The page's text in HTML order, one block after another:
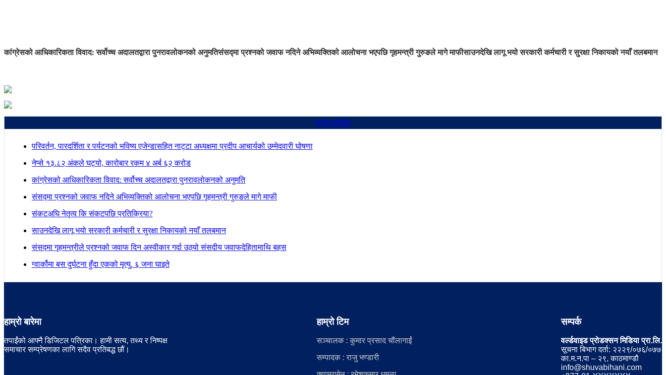
कांग्रेसको आधिकारिकता विवाद: सर्वोच्च अदालतद्वारा पुनरावलोकनको अनुमतिसंसद्मा प्रश्नको जवाफ नदिने अभिव्यक्तिको आलोचना भएपछि गृहमन्त्री गुरुङले मागे माफीसाउनदेखि लागू भयो सरकारी कर्मचारी र सुरक्षा निकायको नयाँ तलबमान
ताजा अपडेट
परिवर्तन, पारदर्शिता र पर्यटनको भविष्य एजेन्डासहित नाट्टा अध्यक्षमा प्रदीप आचार्यको उम्मेदवारी घोषणा
नेप्से १३.८२ अंकले घट्यो, कारोबार रकम ४ अर्ब ६२ करोड
कांग्रेसको आधिकारिकता विवाद: सर्वोच्च अदालतद्वारा पुनरावलोकनको अनुमति
संसद्मा प्रश्नको जवाफ नदिने अभिव्यक्तिको आलोचना भएपछि गृहमन्त्री गुरुङले मागे माफी
संकटअघि नेतृत्व कि संकटपछि प्रतिक्रिया?
साउनदेखि लागू भयो सरकारी कर्मचारी र सुरक्षा निकायको नयाँ तलबमान
संसद्मा गृहमन्त्रीले प्रश्नको जवाफ दिन अस्वीकार गर्दा उठ्यो संसदीय जवाफदेहितामाथि बहस
ग्वार्कोमा बस दुर्घटना हुँदा एकको मृत्यु, ६ जना घाइते
हाम्रो बारेमा
तपाईंको आफ्नै डिजिटल पत्रिका। हामी सत्य, तथ्य र निष्पक्ष
समाचार सम्प्रेषणका लागि सदैव प्रतिबद्ध छौं।
हाम्रो टिम
सञ्चालक : कुमार प्रसाद चौंलागाईं
सम्पादक : राजु भण्डारी
सम्पर्क
वर्ल्डवाइड प्रोडक्सन मिडिया प्रा.लि.
सूचना बिभाग दर्ता: २२२९/०७६/०७७
का.म.न.पा – २९, काठमाण्डौ
info@shuvabihani.com